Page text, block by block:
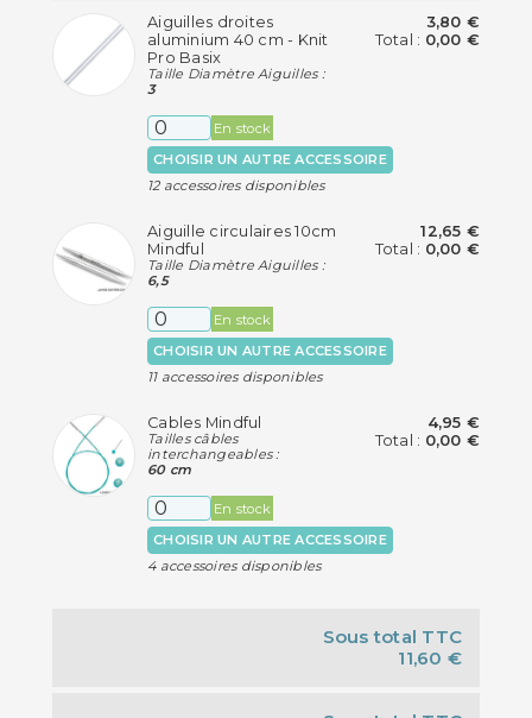
Aiguilles droites
aluminium 40 cm - Knit
Pro Basix
Taille Diamètre Aiguilles :
3
En stock
3,80 €
Total : 0,00 €
CHOISIR UN AUTRE ACCESSOIRE
12 accessoires disponibles
Aiguille circulaires 10cm
Mindful
Taille Diamètre Aiguilles :
6,5
En stock
12,65 €
Total : 0,00 €
CHOISIR UN AUTRE ACCESSOIRE
11 accessoires disponibles
Cables Mindful
Tailles câbles
interchangeables :
60 cm
En stock
4,95 €
Total : 0,00 €
CHOISIR UN AUTRE ACCESSOIRE
4 accessoires disponibles
Sous total TTC
11,60 €